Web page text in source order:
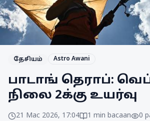
தேசியம் Astro Awani
பாடாங் தெராப்:
நிலை 2க்கு உயர்வு
21 Mac 2026, 17:04 1 min bacaan 0